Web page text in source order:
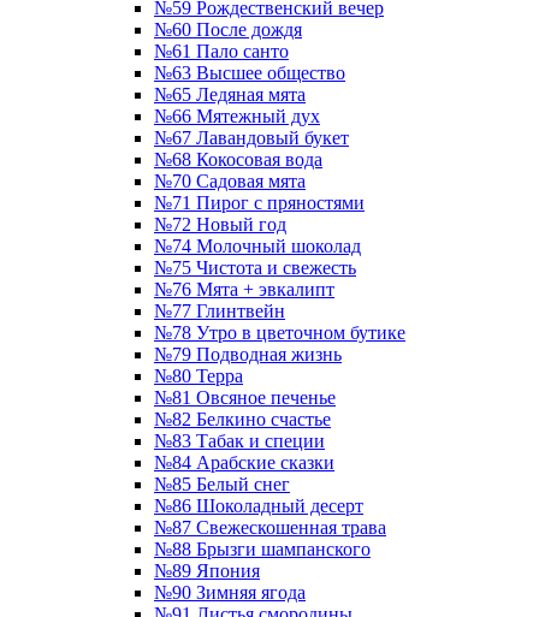
№59 Рождественский вечер
№60 После дождя
№61 Пало санто
№63 Высшее общество
№65 Ледяная мята
№66 Мятежный дух
№67 Лавандовый букет
№68 Кокосовая вода
№70 Садовая мята
№71 Пирог с пряностями
№72 Новый год
№74 Молочный шоколад
№75 Чистота и свежесть
№76 Мята + эвкалипт
№77 Глинтвейн
№78 Утро в цветочном бутике
№79 Подводная жизнь
№80 Терра
№81 Овсяное печенье
№82 Белкино счастье
№83 Табак и специи
№84 Арабские сказки
№85 Белый снег
№86 Шоколадный десерт
№87 Свежескошенная трава
№88 Брызги шампанского
№89 Япония
№90 Зимняя ягода